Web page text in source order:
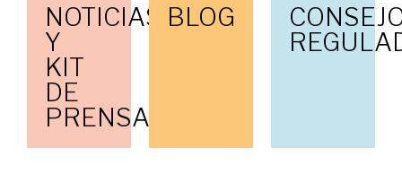
NOTICIAS
Y
KIT
DE
PRENSA
BLOG